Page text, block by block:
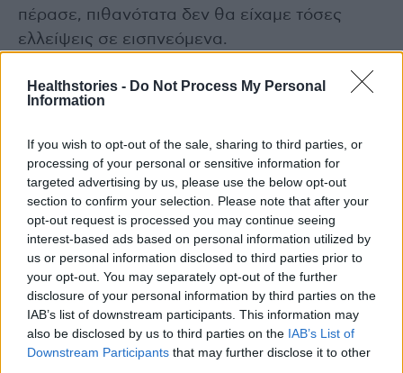
Healthstories - Do Not Process My Personal
Information
If you wish to opt-out of the sale, sharing to third parties, or
processing of your personal or sensitive information for
targeted advertising by us, please use the below opt-out
section to confirm your selection. Please note that after your
opt-out request is processed you may continue seeing
interest-based ads based on personal information utilized by
us or personal information disclosed to third parties prior to
your opt-out. You may separately opt-out of the further
disclosure of your personal information by third parties on the
IAB’s list of downstream participants. This information may
also be disclosed by us to third parties on the IAB’s List of
Downstream Participants that may further disclose it to other
πέρασε, πιθανότατα δεν θα είχαμε τόσες
ελλείψεις σε εισπνεόμενα.
Στην Ελλάδα έχουμε κάνει βήματα προς την
από το 2016 οι φαρμακευτικές επιχειρήσεις
δηλώνουν καθημερινά στον ΕΟΦ τις πωλήσεις
ανά κωδικό και ΑΦΜ πελάτη. Έτσι η
εποπτεύουσα Αρχή έχει πλήρη διαφάνεια
στον δικό μας κρίκο της αλυσίδας.
Επιπλέον, μέσω του Υπουργείου Υγείας, έχει
αρχίσει να λειτουργεί το Ηλεκτρονικό Σύστημα
Παρακολούθησης Διακίνησης Φαρμάκων
(ΗΣΠΑΔΙΦ), το οποίο παρακολουθεί το